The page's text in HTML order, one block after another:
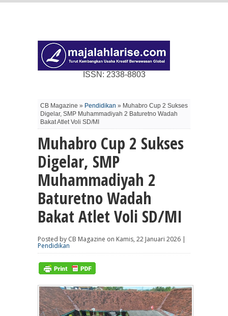
ISSN: 2338-8803
CB Magazine » Pendidikan » Muhabro Cup 2 Sukses
Digelar, SMP Muhammadiyah 2 Baturetno Wadah
Bakat Atlet Voli SD/MI
Muhabro Cup 2 Sukses
Digelar, SMP
Muhammadiyah 2
Baturetno Wadah
Bakat Atlet Voli SD/MI
Posted by CB Magazine on Kamis, 22 Januari 2026 |
Pendidikan